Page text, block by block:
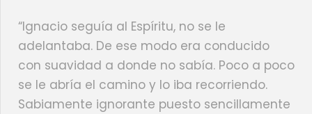
“Ignacio seguía al Espíritu, no se le
adelantaba. De ese modo era conducido
con suavidad a donde no sabía. Poco a poco
se le abría el camino y lo iba recorriendo.
Sabiamente ignorante puesto sencillamente